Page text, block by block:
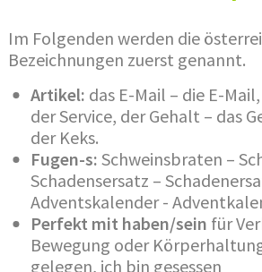
Im Folgenden werden die
Bezeichnungen zuerst genannt.
Artikel: das E-Mail – die E-
der Service, der Gehalt – das
der Keks.
Fugen-s: Schweinsbraten –
Schadensersatz –
Adventskalender -
Perfekt mit haben/sein für
Bewegung oder
gelegen, ich bin gesessen